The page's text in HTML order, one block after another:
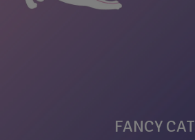
FANCY CAT